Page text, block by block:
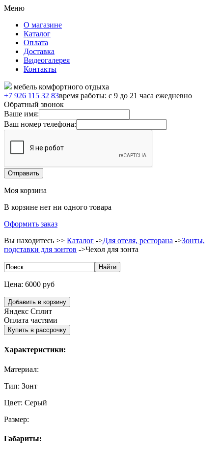
Меню
О магазине
Каталог
Оплата
Доставка
Видеогалерея
Контакты
мебель комфортного отдыха
+7 926 115 32 83время работы: с 9 до 21 часа ежедневно
Обратный звонок
Ваше имя:
Ваш номер телефона:
Моя корзина
В корзине нет ни одного товара
Оформить заказ
Вы находитесь >> Каталог ->Для отеля, ресторана ->Зонты,
подставки для зонтов ->Чехол для зонта
Цена: 6000 руб
Яндекс Сплит
Оплата частями
Характеристики:
Материал:
Тип: Зонт
Цвет: Серый
Размер:
Габариты: